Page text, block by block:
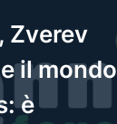
Zverev
il mondo
è